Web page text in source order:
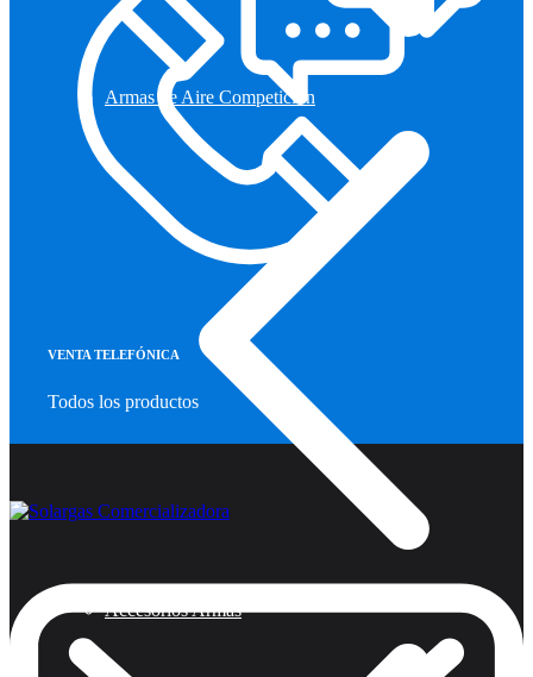
Armas de Aire Competicion
Accesorios Armas
VENTA TELEFÓNICA
Todos los productos